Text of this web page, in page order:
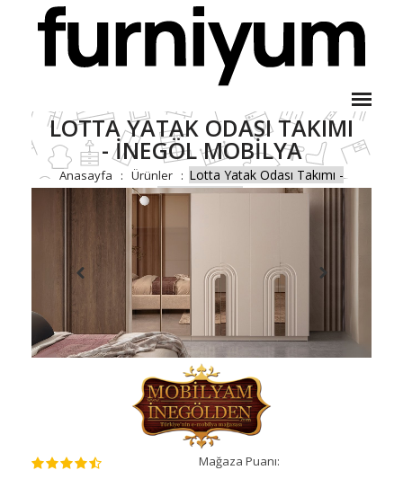
LOTTA YATAK ODASI TAKIMI
- İNEGÖL MOBILYA
Anasayfa Ürünler
Lotta Yatak Odası Takımı -
İnegöl Mobilya
Mağaza Puanı: